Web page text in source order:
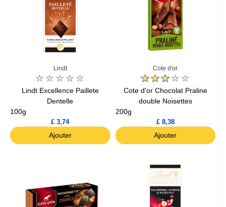
Lindt
Lindt Excellence Paillete
Dentelle
100g
£ 3,74
Ajouter
Cote d'or
Cote d'or Chocolat Praline
double Noisettes
200g
£ 8,38
Ajouter